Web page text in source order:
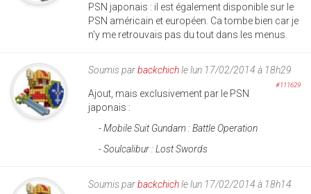
PSN japonais : il est également disponible sur le
PSN américain et européen. Ca tombe bien car je
n'y me retrouvais pas du tout dans les menus.
Soumis parbackchichle lun 17/02/2014 à 18h29
#111629
Ajout, mais exclusivement par le PSN
japonais :
-Mobile Suit Gundam : Battle Operation
-Soulcalibur : Lost Swords
Soumis parbackchichle lun 17/02/2014 à 18h14